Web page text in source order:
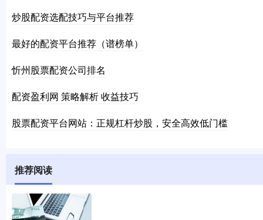
炒股配资选配技巧与平台推荐
最好的配资平台推荐（谱榜单）
忻州股票配资公司排名
配资盈利网 策略解析 收益技巧
股票配资平台网站：正规杠杆炒股，安全高效低门槛
推荐阅读